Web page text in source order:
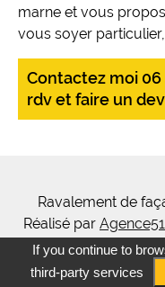
marne et vous
vous soyer
Contactez moi 06
rdv et faire un
Ravalement de
Réalisé par Agence51
cookies
If you continue to
third-party services